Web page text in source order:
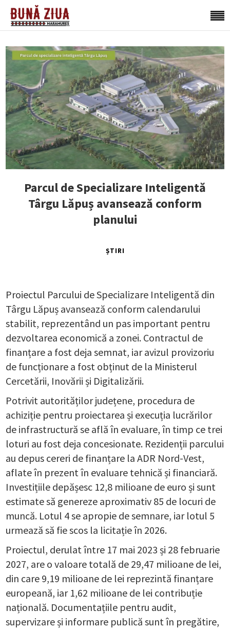
Parcul de Specializare Inteligentă
Târgu Lăpuș avansează conform
planului
ȘTIRI
Proiectul Parcului de Specializare Inteligentă din
Târgu Lăpuș avansează conform calendarului
stabilit, reprezentând un pas important pentru
dezvoltarea economică a zonei. Contractul de
finanțare a fost deja semnat, iar avizul provizoriu
de funcționare a fost obținut de la Ministerul
Cercetării, Inovării și Digitalizării.
Potrivit autorităților județene, procedura de
achiziție pentru proiectarea și execuția lucrărilor
de infrastructură se află în evaluare, în timp ce trei
loturi au fost deja concesionate. Rezidenții parcului
au depus cereri de finanțare la ADR Nord-Vest,
aflate în prezent în evaluare tehnică și financiară.
Investițiile depășesc 12,8 milioane de euro și sunt
estimate să genereze aproximativ 85 de locuri de
muncă. Lotul 4 se apropie de semnare, iar lotul 5
urmează să fie scos la licitație în 2026.
Proiectul, derulat între 17 mai 2023 și 28 februarie
2027, are o valoare totală de 29,47 milioane de lei,
din care 9,19 milioane de lei reprezintă finanțare
europeană, iar 1,62 milioane de lei contribuție
națională. Documentațiile pentru audit,
supervizare și informare publică sunt în pregătire,